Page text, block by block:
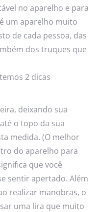
no aparelho e para
um aparelho muito
de cada pessoa, das
dos truques que
2 dicas
deixando sua
o topo da sua
medida. (O melhor
do aparelho para
que você
sentir apertado. Além
realizar manobras, o
uma lira que muito